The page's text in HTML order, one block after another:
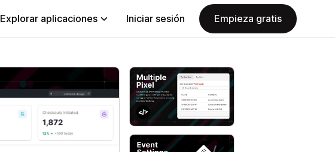
Explorar aplicaciones Iniciar sesión Empieza gratis